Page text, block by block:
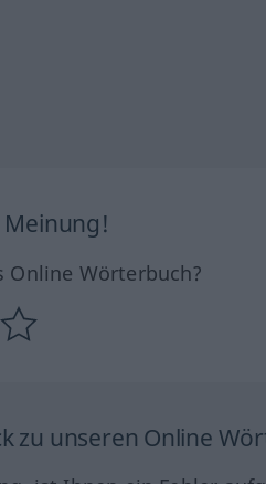
Meinung!
Online Wörterbuch?
zu unseren Online